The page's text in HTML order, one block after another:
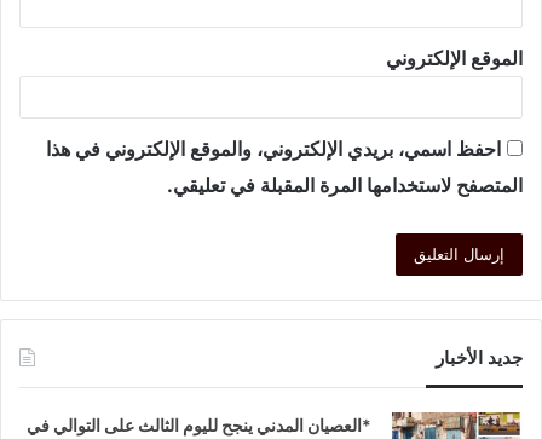
الموقع الإلكتروني
احفظ اسمي، بريدي الإلكتروني، والموقع الإلكتروني في هذا
المتصفح لاستخدامها المرة المقبلة في تعليقي.
جديد الأخبار
*العصيان المدني ينجح لليوم الثالث على التوالي في